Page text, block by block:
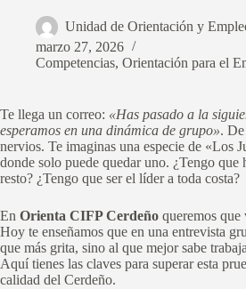
Unidad de Orientación y
marzo 27, 2026
Competencias, Orientación para el
Te llega un correo: «Has pasado a la
esperamos en una dinámica de grupo».
nervios. Te imaginas una especie de «Los
donde solo puede quedar uno. ¿Tengo que
resto? ¿Tengo que ser el líder a toda costa?
En Orienta CIFP Cerdeño queremos que
Hoy te enseñamos que en una entrevista
que más grita, sino al que mejor sabe
Aquí tienes las claves para superar esta
calidad del Cerdeño.